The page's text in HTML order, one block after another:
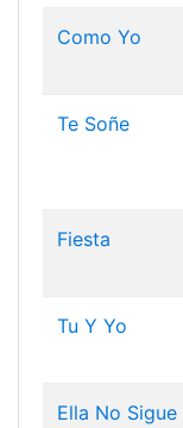
Como Yo
Te Soñe
Fiesta
Tu Y Yo
Ella No Sigue